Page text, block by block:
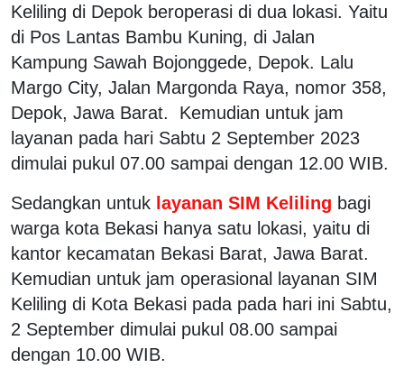
Keliling di Depok beroperasi di dua lokasi. Yaitu
di Pos Lantas Bambu Kuning, di Jalan
Kampung Sawah Bojonggede, Depok. Lalu
Margo City, Jalan Margonda Raya, nomor 358,
Depok, Jawa Barat. Kemudian untuk jam
layanan pada hari Sabtu 2 September 2023
dimulai pukul 07.00 sampai dengan 12.00 WIB.
Sedangkan untuk layanan SIM Keliling bagi
warga kota Bekasi hanya satu lokasi, yaitu di
kantor kecamatan Bekasi Barat, Jawa Barat.
Kemudian untuk jam operasional layanan SIM
Keliling di Kota Bekasi pada pada hari ini Sabtu,
2 September dimulai pukul 08.00 sampai
dengan 10.00 WIB.